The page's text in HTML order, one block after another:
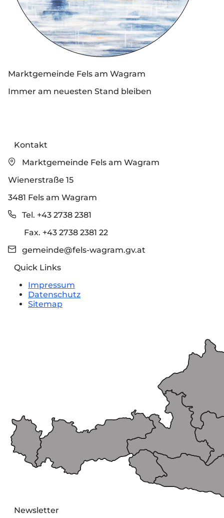
Marktgemeinde Fels am Wagram
Immer am neuesten Stand bleiben
Kontakt
Marktgemeinde Fels am Wagram
Wienerstraße 15
3481 Fels am Wagram
Tel. +43 2738 2381
Fax. +43 2738 2381 22
gemeinde@fels-wagram.gv.at
Quick Links
Impressum
Datenschutz
Sitemap
Newsletter